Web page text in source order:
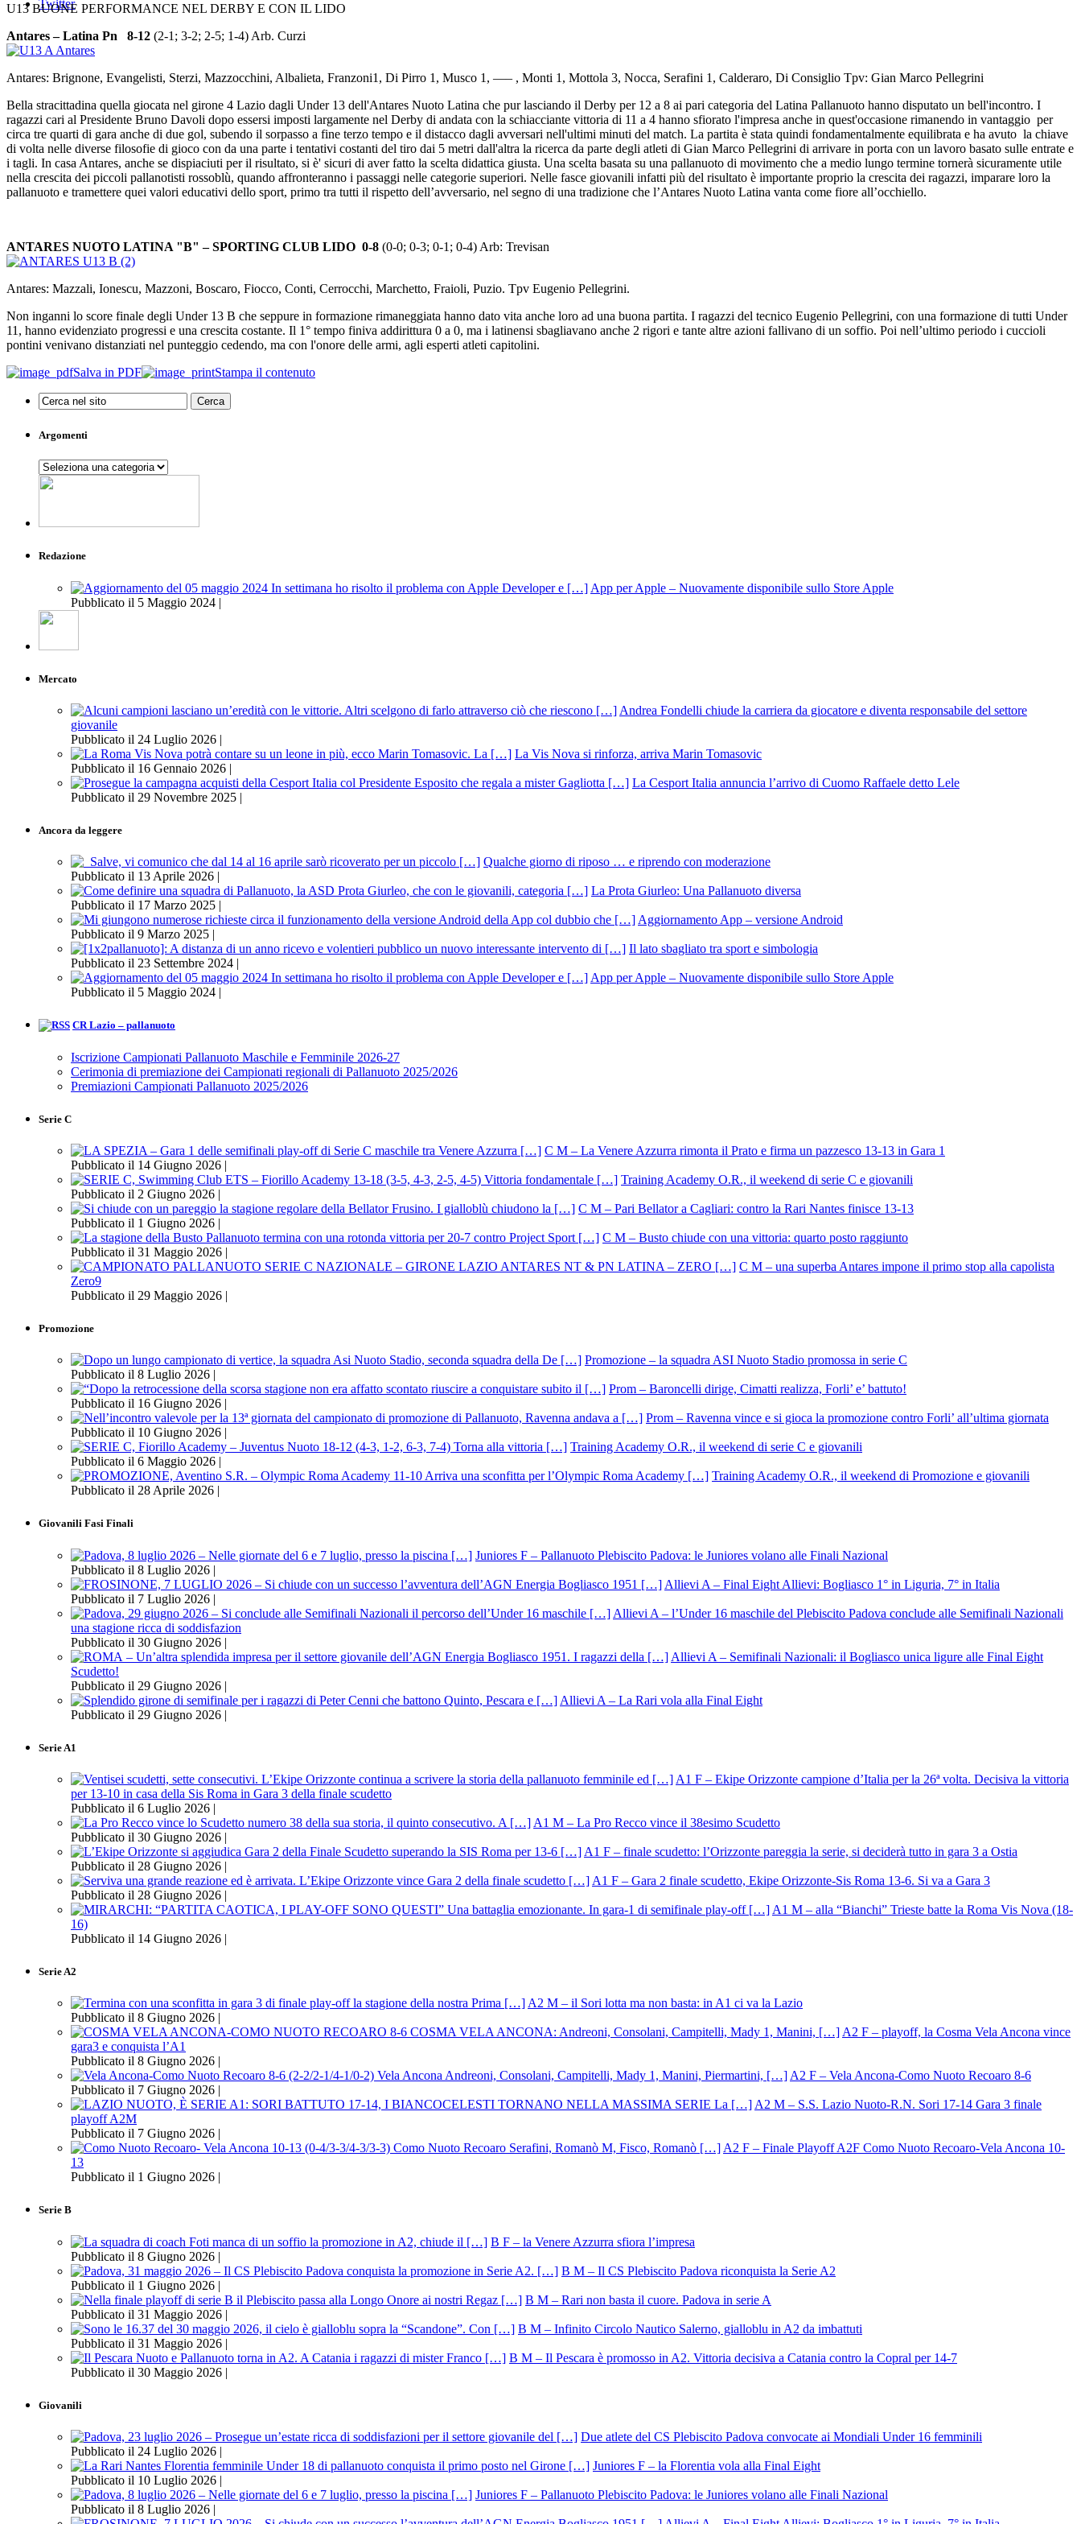
Twitter
U13 BUONE PERFORMANCE NEL DERBY E CON IL LIDO
Antares – Latina Pn 8-12 (2-1; 3-2; 2-5; 1-4) Arb. Curzi
Antares: Brignone, Evangelisti, Sterzi, Mazzocchini, Albalieta, Franzoni1, Di Pirro 1, Musco 1, —– , Monti 1, Mottola 3, Nocca, Serafini 1, Calderaro, Di Consiglio Tpv: Gian Marco Pellegrini
Bella stracittadina quella giocata nel girone 4 Lazio dagli Under 13 dell'Antares Nuoto Latina che pur lasciando il Derby per 12 a 8 ai pari categoria del Latina Pallanuoto hanno disputato un bell'incontro. I
ragazzi cari al Presidente Bruno Davoli dopo essersi imposti largamente nel Derby di andata con la schiacciante vittoria di 11 a 4 hanno sfiorato l'impresa anche in quest'occasione rimanendo in vantaggio per
circa tre quarti di gara anche di due gol, subendo il sorpasso a fine terzo tempo e il distacco dagli avversari nell'ultimi minuti del match. La partita è stata quindi fondamentalmente equilibrata e ha avuto la chiave
di volta nelle diverse filosofie di gioco con da una parte i tentativi costanti del tiro dai 5 metri dall'altra la ricerca da parte degli atleti di Gian Marco Pellegrini di arrivare in porta con un lavoro basato sulle entrate e
i tagli. In casa Antares, anche se dispiaciuti per il risultato, si è' sicuri di aver fatto la scelta didattica giusta. Una scelta basata su una pallanuoto di movimento che a medio lungo termine tornerà sicuramente utile
nella crescita dei piccoli pallanotisti rossoblù, quando affronteranno i passaggi nelle categorie superiori. Nelle fasce giovanili infatti più del risultato è importante proprio la crescita dei ragazzi, imparare loro la
pallanuoto e tramettere quei valori educativi dello sport, primo tra tutti il rispetto dell’avversario, nel segno di una tradizione che l’Antares Nuoto Latina vanta come fiore all’occhiello.
ANTARES NUOTO LATINA "B" – SPORTING CLUB LIDO 0-8 (0-0; 0-3; 0-1; 0-4) Arb: Trevisan
Antares: Mazzali, Ionescu, Mazzoni, Boscaro, Fiocco, Conti, Cerrocchi, Marchetto, Fraioli, Puzio. Tpv Eugenio Pellegrini.
Non inganni lo score finale degli Under 13 B che seppure in formazione rimaneggiata hanno dato vita anche loro ad una buona partita. I ragazzi del tecnico Eugenio Pellegrini, con una formazione di tutti Under
11, hanno evidenziato progressi e una crescita costante. Il 1° tempo finiva addirittura 0 a 0, ma i latinensi sbagliavano anche 2 rigori e tante altre azioni fallivano di un soffio. Poi nell’ultimo periodo i cuccioli
pontini venivano distanziati nel punteggio cedendo, ma con l'onore delle armi, agli esperti atleti capitolini.
Salva in PDF
Stampa il contenuto
Argomenti
Argomenti
Redazione
App per Apple – Nuovamente disponibile sullo Store Apple
Pubblicato il 5 Maggio 2024 |
Mercato
Andrea Fondelli chiude la carriera da giocatore e diventa responsabile del settore
giovanile
Pubblicato il 24 Luglio 2026 |
La Vis Nova si rinforza, arriva Marin Tomasovic
Pubblicato il 16 Gennaio 2026 |
La Cesport Italia annuncia l’arrivo di Cuomo Raffaele detto Lele
Pubblicato il 29 Novembre 2025 |
Ancora da leggere
Qualche giorno di riposo … e riprendo con moderazione
Pubblicato il 13 Aprile 2026 |
La Prota Giurleo: Una Pallanuoto diversa
Pubblicato il 17 Marzo 2025 |
Aggiornamento App – versione Android
Pubblicato il 9 Marzo 2025 |
Il lato sbagliato tra sport e simbologia
Pubblicato il 23 Settembre 2024 |
App per Apple – Nuovamente disponibile sullo Store Apple
Pubblicato il 5 Maggio 2024 |
CR Lazio – pallanuoto
Iscrizione Campionati Pallanuoto Maschile e Femminile 2026-27
Cerimonia di premiazione dei Campionati regionali di Pallanuoto 2025/2026
Premiazioni Campionati Pallanuoto 2025/2026
Serie C
C M – La Venere Azzurra rimonta il Prato e firma un pazzesco 13-13 in Gara 1
Pubblicato il 14 Giugno 2026 |
Training Academy O.R., il weekend di serie C e giovanili
Pubblicato il 2 Giugno 2026 |
C M – Pari Bellator a Cagliari: contro la Rari Nantes finisce 13-13
Pubblicato il 1 Giugno 2026 |
C M – Busto chiude con una vittoria: quarto posto raggiunto
Pubblicato il 31 Maggio 2026 |
C M – una superba Antares impone il primo stop alla capolista
Zero9
Pubblicato il 29 Maggio 2026 |
Promozione
Promozione – la squadra ASI Nuoto Stadio promossa in serie C
Pubblicato il 8 Luglio 2026 |
Prom – Baroncelli dirige, Cimatti realizza, Forli’ e’ battuto!
Pubblicato il 16 Giugno 2026 |
Prom – Ravenna vince e si gioca la promozione contro Forli’ all’ultima giornata
Pubblicato il 10 Giugno 2026 |
Training Academy O.R., il weekend di serie C e giovanili
Pubblicato il 6 Maggio 2026 |
Training Academy O.R., il weekend di Promozione e giovanili
Pubblicato il 28 Aprile 2026 |
Giovanili Fasi Finali
Juniores F – Pallanuoto Plebiscito Padova: le Juniores volano alle Finali Nazional
Pubblicato il 8 Luglio 2026 |
Allievi A – Final Eight Allievi: Bogliasco 1° in Liguria, 7° in Italia
Pubblicato il 7 Luglio 2026 |
Allievi A – l’Under 16 maschile del Plebiscito Padova conclude alle Semifinali Nazionali
una stagione ricca di soddisfazion
Pubblicato il 30 Giugno 2026 |
Allievi A – Semifinali Nazionali: il Bogliasco unica ligure alle Final Eight
Scudetto!
Pubblicato il 29 Giugno 2026 |
Allievi A – La Rari vola alla Final Eight
Pubblicato il 29 Giugno 2026 |
Serie A1
A1 F – Ekipe Orizzonte campione d’Italia per la 26ª volta. Decisiva la vittoria
per 13-10 in casa della Sis Roma in Gara 3 della finale scudetto
Pubblicato il 6 Luglio 2026 |
A1 M – La Pro Recco vince il 38esimo Scudetto
Pubblicato il 30 Giugno 2026 |
A1 F – finale scudetto: l’Orizzonte pareggia la serie, si deciderà tutto in gara 3 a Ostia
Pubblicato il 28 Giugno 2026 |
A1 F – Gara 2 finale scudetto, Ekipe Orizzonte-Sis Roma 13-6. Si va a Gara 3
Pubblicato il 28 Giugno 2026 |
A1 M – alla “Bianchi” Trieste batte la Roma Vis Nova (18-
16)
Pubblicato il 14 Giugno 2026 |
Serie A2
A2 M – il Sori lotta ma non basta: in A1 ci va la Lazio
Pubblicato il 8 Giugno 2026 |
A2 F – playoff, la Cosma Vela Ancona vince
gara3 e conquista l’A1
Pubblicato il 8 Giugno 2026 |
A2 F – Vela Ancona-Como Nuoto Recoaro 8-6
Pubblicato il 7 Giugno 2026 |
A2 M – S.S. Lazio Nuoto-R.N. Sori 17-14 Gara 3 finale
playoff A2M
Pubblicato il 7 Giugno 2026 |
A2 F – Finale Playoff A2F Como Nuoto Recoaro-Vela Ancona 10-
13
Pubblicato il 1 Giugno 2026 |
Serie B
B F – la Venere Azzurra sfiora l’impresa
Pubblicato il 8 Giugno 2026 |
B M – Il CS Plebiscito Padova riconquista la Serie A2
Pubblicato il 1 Giugno 2026 |
B M – Rari non basta il cuore. Padova in serie A
Pubblicato il 31 Maggio 2026 |
B M – Infinito Circolo Nautico Salerno, gialloblu in A2 da imbattuti
Pubblicato il 31 Maggio 2026 |
B M – Il Pescara è promosso in A2. Vittoria decisiva a Catania contro la Copral per 14-7
Pubblicato il 30 Maggio 2026 |
Giovanili
Due atlete del CS Plebiscito Padova convocate ai Mondiali Under 16 femminili
Pubblicato il 24 Luglio 2026 |
Juniores F – la Florentia vola alla Final Eight
Pubblicato il 10 Luglio 2026 |
Juniores F – Pallanuoto Plebiscito Padova: le Juniores volano alle Finali Nazional
Pubblicato il 8 Luglio 2026 |